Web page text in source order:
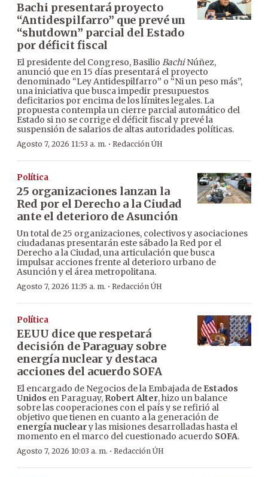
Bachi presentará proyecto
“Antidespilfarro” que prevé un
“shutdown” parcial del Estado
por déficit fiscal
El presidente del Congreso, Basilio BachiNúñez,
anunció que en 15 días presentará el proyecto
denominado “Ley Antidespilfarro” o “Ni un peso más”,
una iniciativa que busca impedir presupuestos
deficitarios por encima de los límites legales. La
propuesta contempla un cierre parcial automático del
Estado si no se corrige el déficit fiscal y prevé la
suspensión de salarios de altas autoridades políticas.
Agosto 7, 2026 11:53 a. m. · Redacción ÚH
Política
25 organizaciones lanzan la
Red por el Derecho a la Ciudad
ante el deterioro de Asunción
Un total de 25 organizaciones, colectivos y asociaciones
ciudadanas presentarán este sábado la Red por el
Derecho a la Ciudad, una articulación que busca
impulsar acciones frente al deterioro urbano de
Asunción y el área metropolitana.
Agosto 7, 2026 11:35 a. m. · Redacción ÚH
Política
EEUU dice que respetará
decisión de Paraguay sobre
energía nuclear y destaca
acciones del acuerdo SOFA
El encargado de Negocios de la Embajada de Estados
Unidos en Paraguay, Robert Alter, hizo un balance
sobre las cooperaciones con el país y se refirió al
objetivo que tienen en cuanto a la generación de
energía nucleary las misiones desarrolladas hasta el
momento en el marco del cuestionado acuerdo SOFA.
Agosto 7, 2026 10:03 a. m. · Redacción ÚH